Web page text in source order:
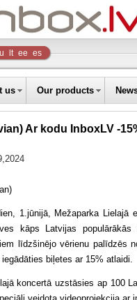
lt ee es
us Our products
Ar kodu InboxLV -
1.jūnijā, Mežaparka Lielajā
kāps Latvijas
līdzšinējo vērienu palīdzēs
biļetes ar 15% atlaidi.
koncertā uzstāsies ap 100